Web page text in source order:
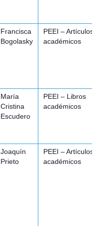
Francisca
Bogolasky
PEEI – Artículos
académicos
María
Cristina
Escudero
PEEI – Libros
académicos
Joaquín
Prieto
PEEI – Artículos
académicos